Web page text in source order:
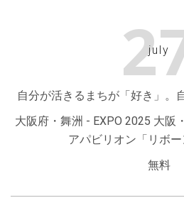
july
自分が活きるまちが「好き」。
大阪府・舞洲 - EXPO 2025 大阪
アパビリオン「リボー
無料